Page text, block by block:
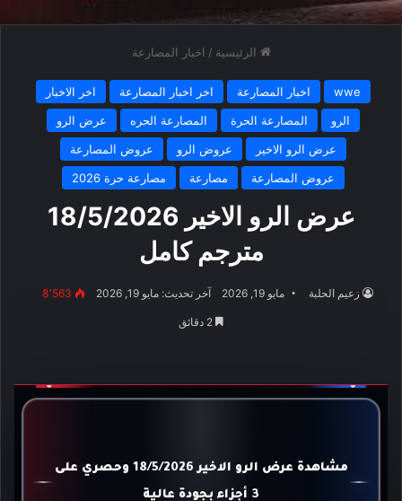
الرئيسية / اخبار المصارعة
wwe اخبار المصارعة اخر اخبار المصارعة
اخر الاخبار
الرو
المصارعة الحرة المصارعة الحره
عرض الرو
عرض الرو الاخير
عروض الرو
عروض المصارعة
عروض المصارعة
مصارعة مصارعة حرة 2026
عرض الرو الاخير 18/5/2026
مترجم كامل
زعيم الحلبة مايو 19, 2026 آخر تحديث: مايو 19, 2026 8٬563
مشاهدة عرض الرو الاخير 18/5/2026 وحصري على
3 أجزاء بجودة عالية